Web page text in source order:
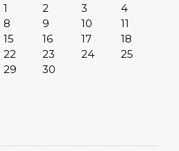
1
2 3
4
8 9 10
11
15 16 17
18
22 23 24
25
29 30